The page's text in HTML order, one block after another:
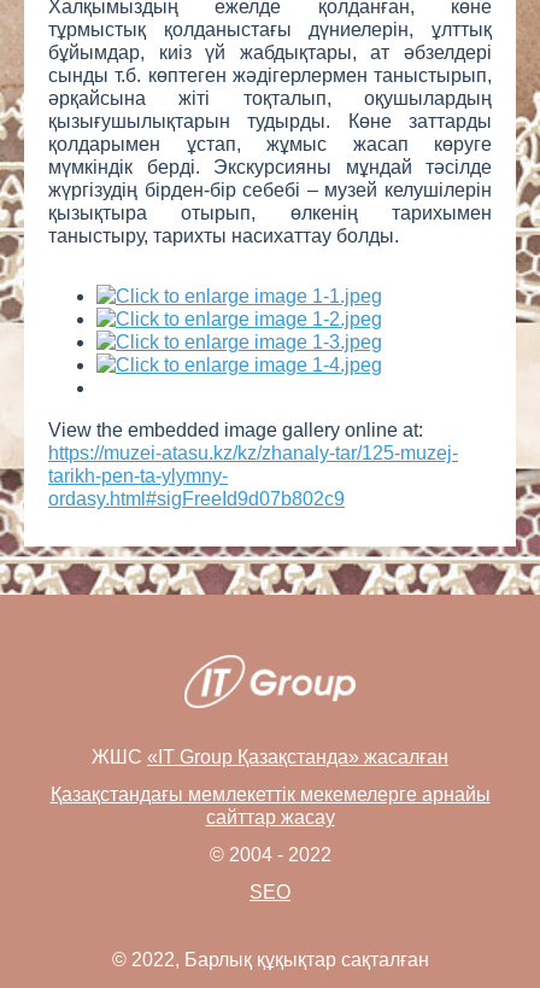
Халқымыздың ежелде қолданған, көне
тұрмыстық қолданыстағы дүниелерін, ұлттық
бұйымдар, киіз үй жабдықтары, ат әбзелдері
сынды т.б. көптеген жәдігерлермен таныстырып,
әрқайсына жіті тоқталып, оқушылардың
қызығушылықтарын тудырды. Көне заттарды
қолдарымен ұстап, жұмыс жасап көруге
мүмкіндік берді. Экскурсияны мұндай тәсілде
жүргізудің бірден-бір себебі – музей келушілерін
қызықтыра отырып, өлкенің тарихымен
таныстыру, тарихты насихаттау болды.
View the embedded image gallery online at:
https://muzei-atasu.kz/kz/zhanaly-tar/125-muzej-
tarikh-pen-ta-ylymny-
ordasy.html#sigFreeId9d07b802c9
ЖШС «IT Group Қазақстанда» жасалған
Қазақстандағы мемлекеттік мекемелерге арнайы
сайттар жасау
© 2004 - 2022
SEO
© 2022, Барлық құқықтар сақталған